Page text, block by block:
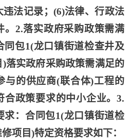
法记录；(6)法律、行政法
。2.落实政府采购政策需满
同包1(龙口镇街道检查井及
落实政府采购政策需满足的
与的供应商(联合体)工程的
合政策要求的中小企业。3.
求：合同包1(龙口镇街道检
项目)特定资格要求如下：